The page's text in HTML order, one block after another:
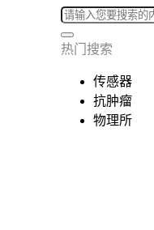
热门搜索
传感器
抗肿瘤
物理所